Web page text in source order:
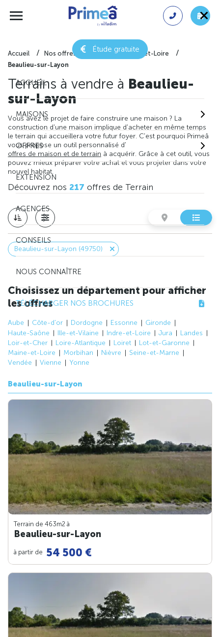
Étude gratuite
ACCUEIL
MAISONS
OFFRES
EXTENSION
AGENCES
CONSEILS
NOUS CONNAÎTRE
TÉLÉCHARGER NOS BROCHURES
Accueil Nos offres de terrain
Maine-et-Loire
Beaulieu-sur-Layon
Terrains à vendre à Beaulieu-
sur-Layon
Vous avez le projet de faire construire une maison ? La
construction d'une maison implique d'acheter en même temps
le terrain qui accueillera votre futur foyer. C'est pourquoi Primeâ
vous propose un outil personnalisé d'
offres de maison et de terrain à acquérir. Grâce à cet outil, vous
pouvez mieux préparer votre achat et vous projeter dans votre
nouvel habitat.
Découvrez nos 217 offres de Terrain
Beaulieu-sur-Layon (49750)
Choisissez un département pour afficher
les offres
Aube Côte-d'or Dordogne Essonne
Gironde
Haute-Saône
Ille-et-Vilaine Indre-et-Loire Jura
Landes
Loir-et-Cher
Loire-Atlantique Loiret
Lot-et-Garonne
Maine-et-Loire
Morbihan Nièvre
Seine-et-Marne
Vendée
Vienne Yonne
Beaulieu-sur-Layon
Terrain de 463m2 à
Beaulieu-sur-Layon
à partir de 54 500 €